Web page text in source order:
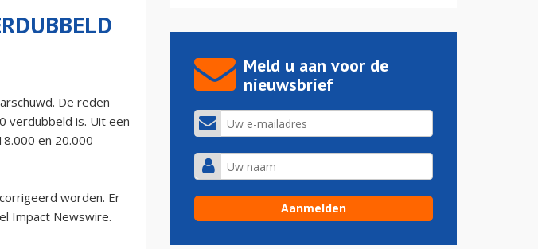
De reden
verdubbeld is. Uit een
en 20.000
worden. Er
Impact Newswire.
Meld u aan voor de
nieuwsbrief